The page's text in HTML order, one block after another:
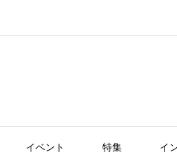
イベント 特集 イ